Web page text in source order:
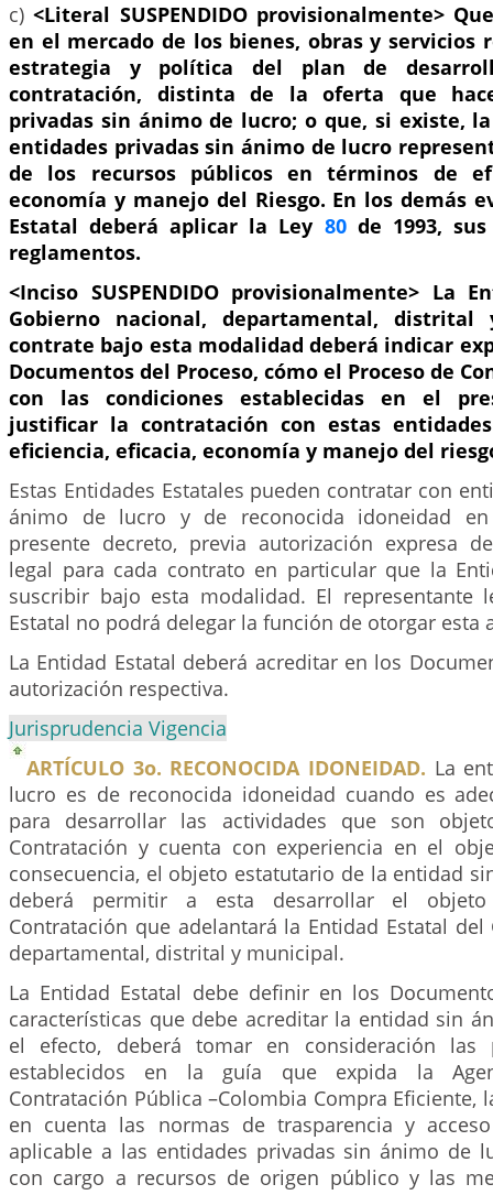
c)<Literal SUSPENDIDO provisionalmente>
en el mercado de los bienes, obras y servicios
estrategia y política del plan de
contratación, distinta de la oferta que
privadas sin ánimo de lucro; o que, si existe,
entidades privadas sin ánimo de lucro
de los recursos públicos en términos de
economía y manejo del Riesgo. En los demás
Estatal deberá aplicar la Ley 80de 1993, sus
reglamentos.
<Inciso SUSPENDIDO provisionalmente> La
Gobierno nacional, departamental,
contrate bajo esta modalidad deberá indicar
Documentos del Proceso, cómo el Proceso de
con las condiciones establecidas en el
justificar la contratación con estas
eficiencia, eficacia, economía y manejo del
Estas Entidades Estatales pueden contratar con
ánimo de lucro y de reconocida idoneidad
presente decreto, previa autorización expresa
legal para cada contrato en particular que la
suscribir bajo esta modalidad. El representante
Estatal no podrá delegar la función de otorgar esta
La Entidad Estatal deberá acreditar en los
autorización respectiva.
Jurisprudencia Vigencia
ARTÍCULO 3o. RECONOCIDA IDONEIDAD. La
lucro es de reconocida idoneidad cuando es
para desarrollar las actividades que son
Contratación y cuenta con experiencia en el
consecuencia, el objeto estatutario de la entidad
deberá permitir a esta desarrollar el
Contratación que adelantará la Entidad Estatal
departamental, distrital y municipal.
La Entidad Estatal debe definir en los
características que debe acreditar la entidad sin
el efecto, deberá tomar en consideración las
establecidos en la guía que expida la
Contratación Pública –Colombia Compra Eficiente,
en cuenta las normas de trasparencia y
aplicable a las entidades privadas sin ánimo de
con cargo a recursos de origen público y las